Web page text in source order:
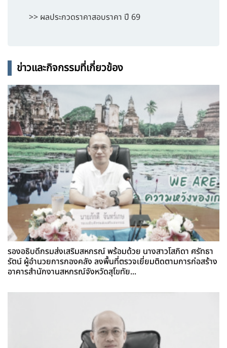
>> ผลประกวดราคาสอบราคา ปี 69
ข่าวและกิจกรรมที่เกี่ยวข้อง
รองอธิบดีกรมส่งเสริมสหกรณ์ พร้อมด้วย นางสาวโสภิดา ศรัทธา
รัตน์ ผู้อำนวยการกองคลัง ลงพื้นที่ตรวจเยี่ยมติดตามการก่อสร้าง
อาคารสำนักงานสหกรณ์จังหวัดสุโขทัย...